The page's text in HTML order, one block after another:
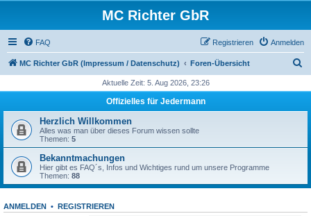
MC Richter GbR
FAQ Anmelden
Registrieren
MC Richter GbR (Impressum / Datenschutz) Foren-Übersicht
h
Aktuelle Zeit: 5. Aug 2026, 23:26
Offizielles für Jedermann
Herzlich Willkommen
Alles was man über dieses Forum wissen sollte
Themen: 5
Bekanntmachungen
Hier gibt es FAQ´s, Infos und Wichtiges rund um unsere Programme
Themen: 88
ANMELDEN • REGISTRIEREN